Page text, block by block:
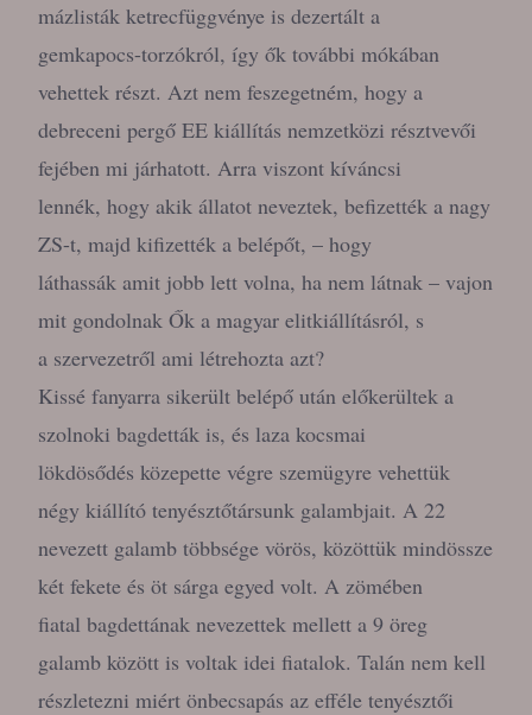
mázlisták ketrecfüggvénye is dezertált a
gemkapocs-torzókról, így ők további mókában
vehettek részt. Azt nem feszegetném, hogy a
debreceni pergő EE kiállítás nemzetközi résztvevői
fejében mi járhatott. Arra viszont kíváncsi
lennék, hogy akik állatot neveztek, befizették a nagy
ZS-t, majd kifizették a belépőt, – hogy
láthassák amit jobb lett volna, ha nem látnak – vajon
mit gondolnak Ők a magyar elitkiállításról, s
a szervezetről ami létrehozta azt?
Kissé fanyarra sikerült belépő után előkerültek a
szolnoki bagdetták is, és laza kocsmai
lökdösődés közepette végre szemügyre vehettük
négy kiállító tenyésztőtársunk galambjait. A 22
nevezett galamb többsége vörös, közöttük mindössze
két fekete és öt sárga egyed volt. A zömében
fiatal bagdettának nevezettek mellett a 9 öreg
galamb között is voltak idei fiatalok. Talán nem kell
részletezni miért önbecsapás az efféle tenyésztői